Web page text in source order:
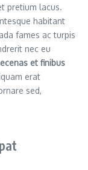
pretium lacus.
habitant
fames ac turpis
nec eu
et finibus
erat
sed,